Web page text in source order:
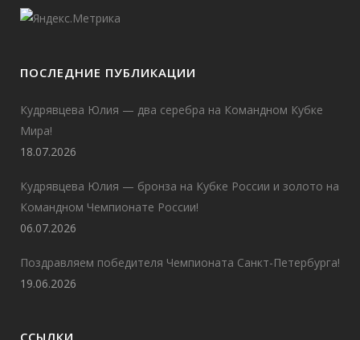
ПОСЛЕДНИЕ ПУБЛИКАЦИИ
Кудрявцева Юлия — два серебра на Командном Кубке
Мира!
18.07.2026
Кудрявцева Юлия — бронза на Кубке России и золото на
Командном Чемпионате России!
06.07.2026
Поздравляем победителя Чемпионата Санкт-Петербурга!
19.06.2026